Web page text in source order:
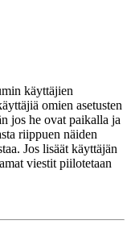
käyttäjien
omien asetusten
jos he ovat paikalla ja
riippuen näiden
Jos lisäät käyttäjän
viestit piilotetaan